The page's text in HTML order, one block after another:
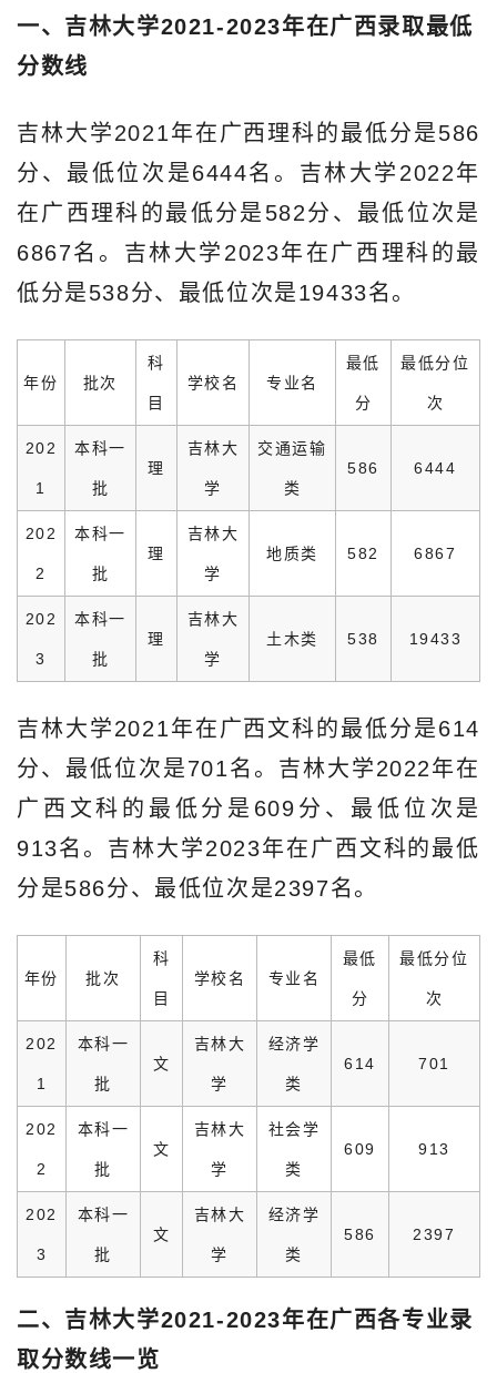
一、吉林大学2021-2023年在广西录取最低
分数线
吉林大学2021年在广西理科的最低分是586
分、最低位次是6444名。吉林大学2022年
在广西理科的最低分是582分、最低位次是
6867名。吉林大学2023年在广西理科的最
低分是538分、最低位次是19433名。
年份 批次
科
目
学校名 专业名
最低
分
最低分位
次
202
1
本科一
批
理
吉林大
学
交通运输
类
586 6444
202
2
本科一
批
理
吉林大
学
地质类 582 6867
202
3
本科一
批
理
吉林大
学
土木类 538 19433
吉林大学2021年在广西文科的最低分是614
分、最低位次是701名。吉林大学2022年在
广西文科的最低分是609分、最低位次是
913名。吉林大学2023年在广西文科的最低
分是586分、最低位次是2397名。
年份 批次
科
目
学校名 专业名
最低
分
最低分位
次
202
1
本科一
批
文
吉林大
学
经济学
类
614 701
202
2
本科一
批
文
吉林大
学
社会学
类
609 913
202
3
本科一
批
文
吉林大
学
经济学
类
586 2397
二、吉林大学2021-2023年在广西各专业录
取分数线一览